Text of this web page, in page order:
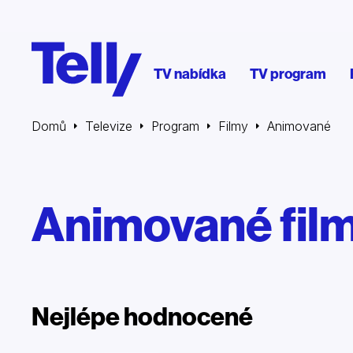
TV nabídka TV program
Domů Televize Program Filmy Animované
Animované
Nejlépe hodnocené